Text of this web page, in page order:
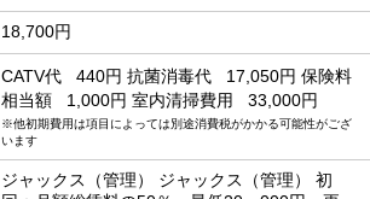
18,700円
CATV代 440円 抗菌消毒代 17,050円 保険料
相当額
1,000円 室内清掃費用 33,000円
※他初期費用は項目によっては別途消費税がかかる可能性がござ
います
ジャックス（管理） ジャックス（管理） 初